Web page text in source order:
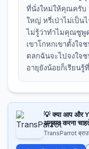
ที่นั่งใหม่ให้คุณครับ
ใหญ่ หรี่เป่าไม่เป็น
ไม่รู้ว่าทำไมคุณซูพู
เขาโกหกเขาตั้งใจ
ตลกฉันจะไปจงใจช
อายุยังน้อยก็เรียน
💡 क्या आप और
अनुवाद करना
TransParrot